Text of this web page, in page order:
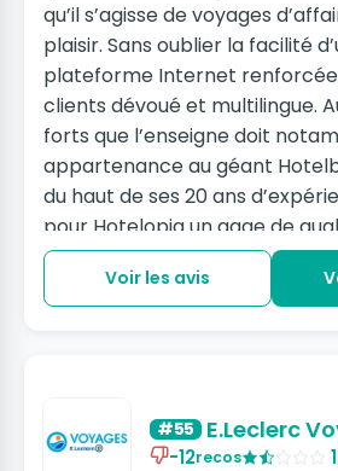
qu’il s’agisse de voyages
plaisir. Sans oublier la facilité
plateforme Internet
clients dévoué et multilingue.
forts que l’enseigne doit
appartenance au géant
du haut de ses 20 ans
pour Hotelopia un gage de
sécurité.
Voir les avis
#55 E.Leclerc
-12recos